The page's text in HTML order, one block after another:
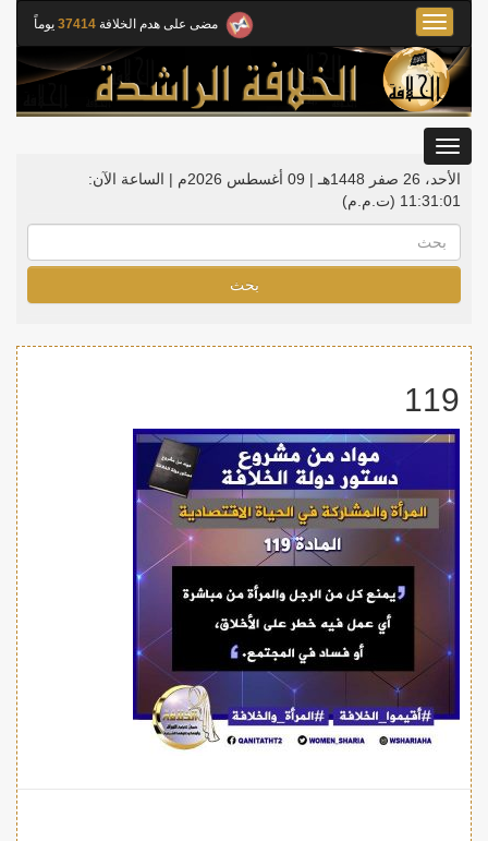
مضى على هدم الخلافة 37414 يوماً
Toggle
navigation
الأحد، 26 صفر 1448هـ | 09 أغسطس 2026م |
الساعة الآن:
11:31:01 (ت.م.م)
بحث
119